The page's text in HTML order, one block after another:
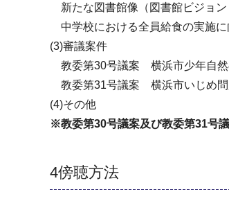
新たな図書館像（図書館ビジョ
中学校における全員給食の実施
(3)審議案件
教委第30号議案 横浜市少年自然
教委第31号議案 横浜市いじめ問
(4)その他
※教委第30号議案及び教委第31号
4傍聴方法